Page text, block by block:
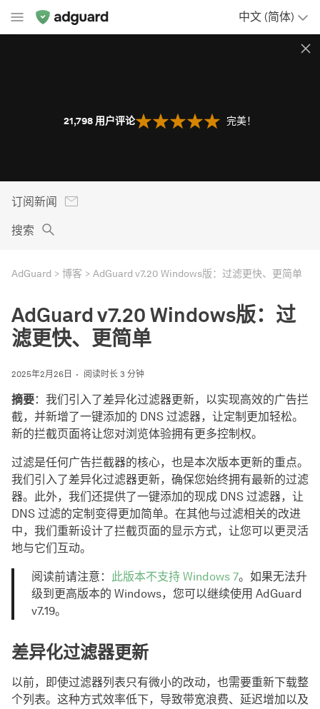
中文 (简体)
21,798 用户评论 完美！
订阅新闻
搜索
AdGuard 博客 AdGuard v7.20 Windows版：过滤更快、更简单
AdGuard v7.20 Windows版：过
滤更快、更简单
2025年2月26日 阅读时长 3 分钟
摘要：我们引入了差异化过滤器更新，以实现高效的广告拦
截，并新增了一键添加的 DNS 过滤器，让定制更加轻松。
新的拦截页面将让您对浏览体验拥有更多控制权。
过滤是任何广告拦截器的核心，也是本次版本更新的重点。
我们引入了差异化过滤器更新，确保您始终拥有最新的过滤
器。此外，我们还提供了一键添加的现成 DNS 过滤器，让
DNS 过滤的定制变得更加简单。在其他与过滤相关的改进
中，我们重新设计了拦截页面的显示方式，让您可以更灵活
地与它们互动。
阅读前请注意： 此版本不支持 Windows 7。如果无法升
级到更高版本的 Windows，您可以继续使用 AdGuard
v7.19。
差异化过滤器更新
以前，即使过滤器列表只有微小的改动，也需要重新下载整
个列表。这种方式效率低下，导致带宽浪费、延迟增加以及